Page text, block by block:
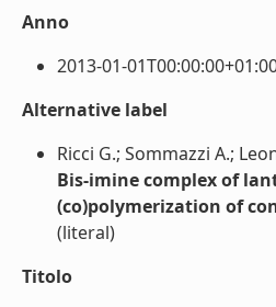
Anno
2013-01-
Alternative label
Ricci G.; Sommazzi A.;
Bis-imine complex of
(co)polymerization of
(literal)
Titolo